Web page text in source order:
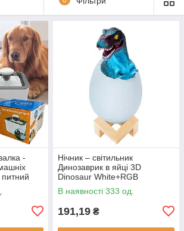
-
котів та
Нічник – світильник
Динозаврик в яйці 3D
Dinosaur White+RGB
Настільна акумуляторна LED
лампа з пультом ДУ
В наявності 333 од.
191,19 ₴